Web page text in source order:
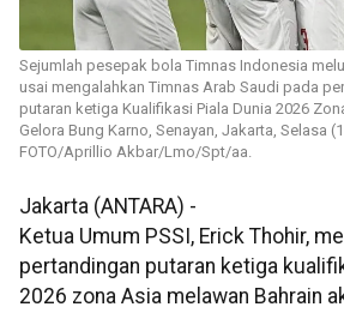
Sejumlah pesepak bola Timnas Indonesia
usai mengalahkan Timnas Arab Saudi pada
putaran ketiga Kualifikasi Piala Dunia 2026
Gelora Bung Karno, Senayan, Jakarta, Selasa
FOTO/Aprillio Akbar/Lmo/Spt/aa.
Jakarta (ANTARA) -
Ketua Umum PSSI, Erick Thohir,
pertandingan putaran ketiga
2026 zona Asia melawan Bahrain